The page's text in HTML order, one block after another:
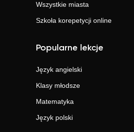
Wszystkie miasta
Szkoła korepetycji online
Popularne lekcje
Język angielski
Klasy młodsze
Matematyka
Język polski